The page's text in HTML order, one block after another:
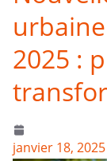
2025 :
janvier 18, 2025